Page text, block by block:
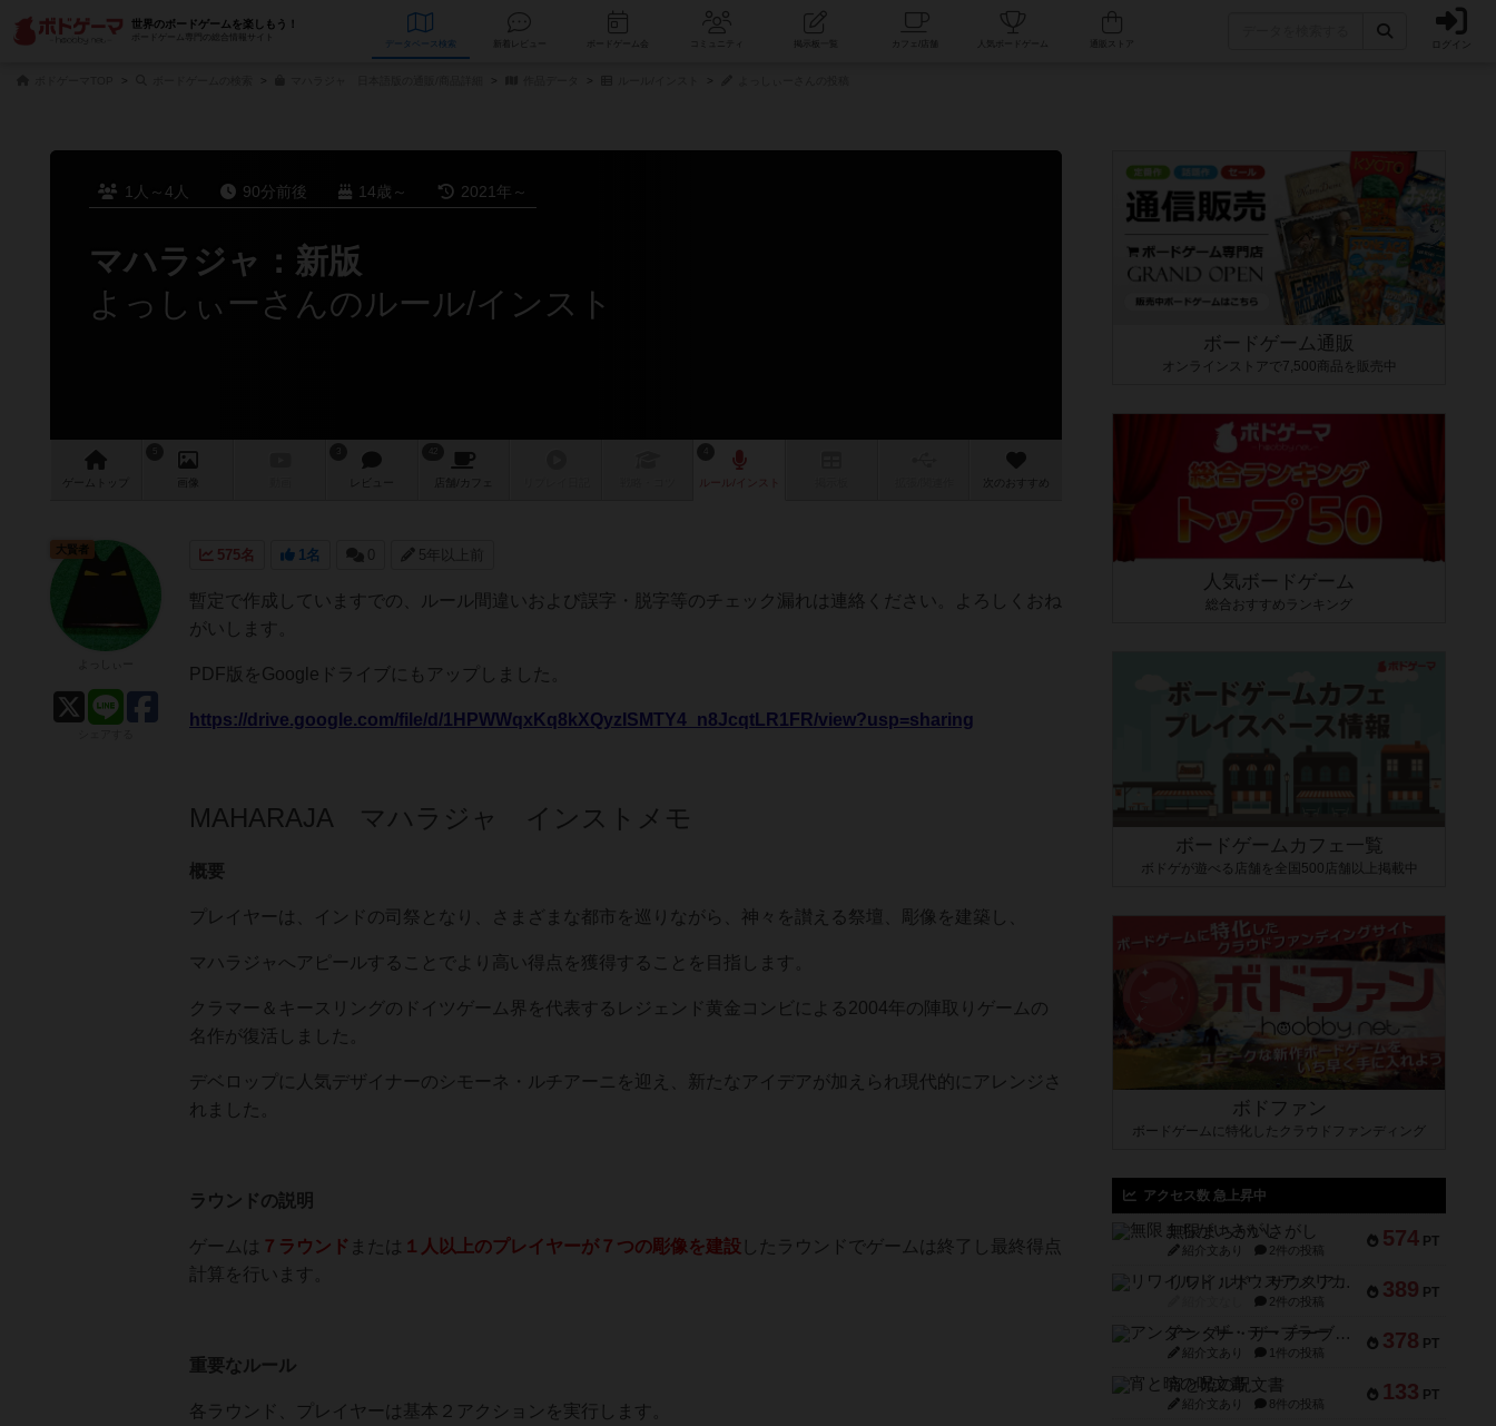
世界のボードゲームを楽しもう！
ボードゲーム専門の総合情報サイト
データベース コミュニティ 人気ボードゲーム ログイン
1人～4人 90分前後 14歳～ 2021年～
マハラジャ：新版
よっしぃーさんのルール/インスト
ゲーム 画像 レビュー 店舗/ カフェ 次のおすすめ
575名 1名 0 5年以上前
暫定で作成していますでの、ルール間違いおよび誤字・脱字等のチェック漏れは連絡ください。よろしくおね
がいします。
PDF版をGoogleドライブにもアップしました。
https://drive.google.com/file/d/1HPWWqxKq8kXQyzISMTY4_n8JcqtLR1FR/view?usp=sharing
MAHARAJA マハラジャ インストメモ
概要
プレイヤーは、インドの司祭となり、さまざまな都市を巡りながら、神々を讃える祭壇、彫像を建築し、
マハラジャへアピールすることでより高い得点を獲得することを目指します。
クラマー＆キースリングのドイツゲーム界を代表するレジェンド黄金コンビによる2004年の陣取りゲームの
名作が復活しました。
デベロップに人気デザイナーのシモーネ・ルチアーニを迎え、新たなアイデアが加えられ現代的にアレンジさ
れました。
ラウンドの説明
ゲームは ７ラウンド または １人以上のプレイヤーが７つの彫像を建設 したラウンドでゲームは終了し最終得点
計算を行います。
重要なルール
各ラウンド、プレイヤーは基本２アクションを実行します。
大賢者
ボードゲーム通販
オンラインストアで7,500商品を販売中
人気ボードゲーム
総合おすすめランキング
ボードゲームカフェ一覧
ボドゲが遊べる店舗を全国500店舗以上掲載中
ボドファン
ボードゲームに特化したクラウドファンディング
アクセス数 急上昇中
574 PT
無限まちがいさがし
紹介文あり 2件の投稿
389 PT
リワイルド：サウスアメリカ
2件の投稿
378 PT
アンダー・ザ・テーブラー
紹介文あり 1件の投稿
133 PT
宵と暁の呪文書
紹介文あり 8件の投稿